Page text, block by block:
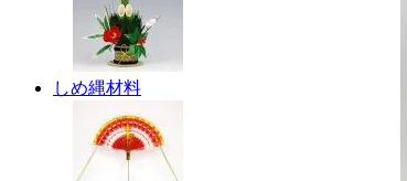
しめ縄材料